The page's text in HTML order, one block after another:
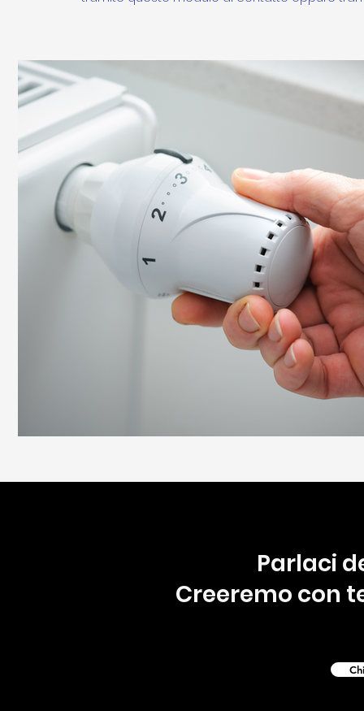
Parlaci
Creeremo con